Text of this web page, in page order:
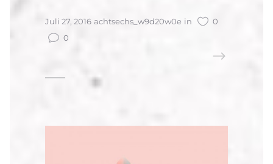
Juli 27, 2016 achtsechs_w9d20w0e in
0
0